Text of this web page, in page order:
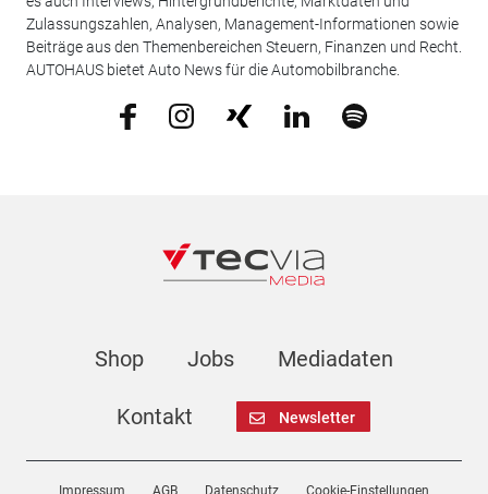
Zulassungszahlen, Analysen, Management-Informationen sowie
Beiträge aus den Themenbereichen Steuern, Finanzen und Recht.
AUTOHAUS bietet Auto News für die Automobilbranche.
Shop Jobs Mediadaten
Kontakt Newsletter